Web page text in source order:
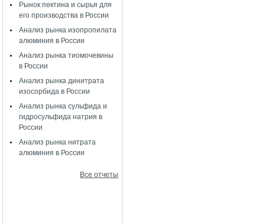
Рынок пектина и сырья для
его производства в России
Анализ рынка изопропилата
алюминия в России
Анализ рынка тиомочевины
в России
Анализ рынка динитрата
изосорбида в России
Анализ рынка сульфида и
гидросульфида натрия в
России
Анализ рынка нитрата
алюминия в России
Все отчеты